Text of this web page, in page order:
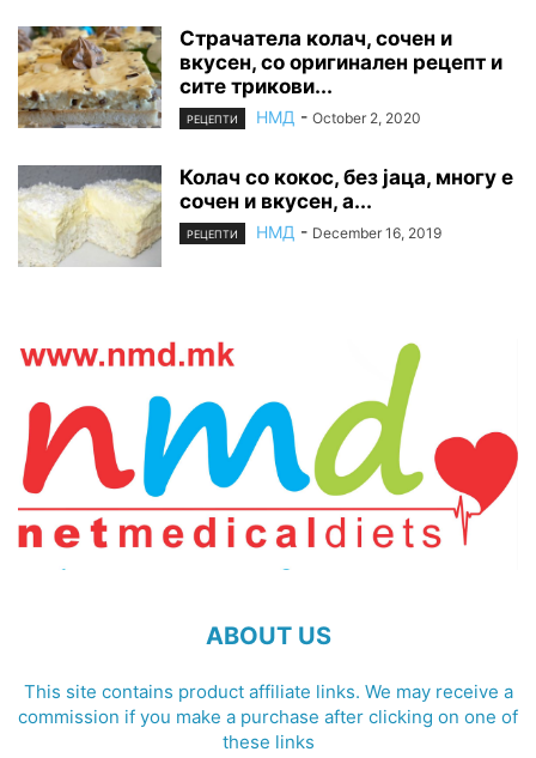
Страчатела колач, сочен и
вкусен, со оригинален рецепт и
сите трикови...
РЕЦЕПТИ НМД - October 2, 2020
Колач со кокос, без јаца, многу е
сочен и вкусен, а...
РЕЦЕПТИ НМД - December 16, 2019
ABOUT US
This site contains product affiliate links. We may receive a
commission if you make a purchase after clicking on one of
these links